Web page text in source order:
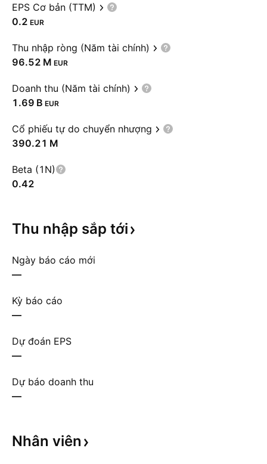
EPS Cơ bản (TTM)
0.2 EUR
Thu nhập ròng (Năm tài chính)
‪96.52 M‬ EUR
Doanh thu (Năm tài chính)
‪1.69 B‬ EUR
Cổ phiếu tự do chuyển nhượng
‪390.21 M‬
Beta (1N)
0.42
Thu nhập sắp tới
Ngày báo cáo mới
—
Kỳ báo cáo
—
Dự đoán EPS
—
Dự báo doanh thu
—
Nhân viên